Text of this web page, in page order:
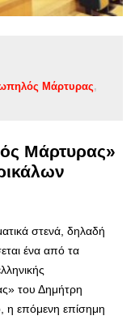
Μάρτυρας
Μάρτυρας»
στενά, δηλαδή
ένα από τα
του Δημήτρη
η επόμενη επίσημη